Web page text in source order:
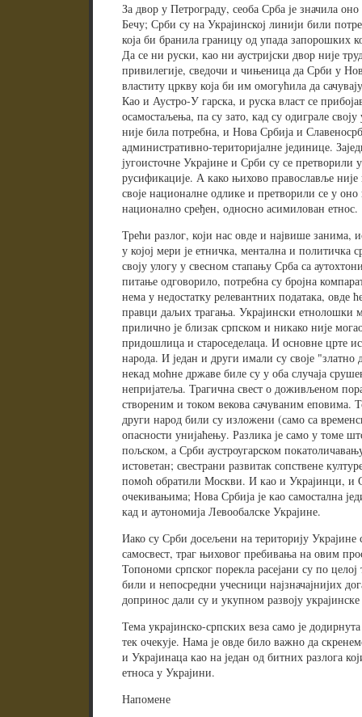
За двор у Петрограду, сеоба Срба је значила
Бечу; Срби су на Украјинској линији били
која би бранила границу од упада запорошких
Да се ни руски, као ни аустријски двор није
привилегије, сведочи и чињеница да Срби у
властиту цркву која би им омогућила да
Као и Аустро-У гарска, и руска власт се
осамостаљења, па су зато, кад су одиграле
није била потребна, и Нова Србија и
административно-територијалне јединице.
југоисточне Украјине и Срби су се претворили
русификације. А како њихово православље
своје националне одлике и претворили се у
национално сређен, односно асимилован етнос.
Трећи разлог, који нас овде и највише занима,
у којој мери је етничка, ментална и политичка
своју улогу у свесном стапању Срба са
питање одговорило, потребна су бројна
нема у недостатку релевантних података, овде
правци даљих трагања. Украјински етнолошки
прилично је близак српском и никако није
придошлица и староседелаца. И основне црте
народа. И један и други имали су своје
некад моћне државе биле су у оба случаја
непријатеља. Трагична свест о доживљеном
створеним и током векова сачуваним еповима.
други народ били су изложени (само са
опасности унијаћењу. Разлика је само у томе
пољском, а Срби аустроугарском
истоветан; свестрани развитак сопствене
помоћ обратили Москви. И као и Украјинци, и
очекивањима; Нова Србија је као самостална
кад и аутономија Левообалске Украјине.
Иако су Срби досељени на територију
самосвест, траг њиховог пребивања на овим
Топономи српског порекла расејани су по
били и непосредни учесници најзначајнијих
допринос дали су и укупном развоју украјинске
Тема украјинско-српских веза само је
тек очекује. Нама је овде било важно да
и Украјинаца као на један од битних разлога
етноса у Украјини.
Напомене